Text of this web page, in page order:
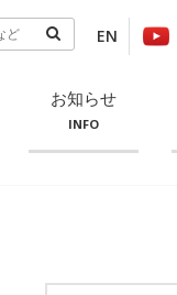
EN
お知らせ
INFO